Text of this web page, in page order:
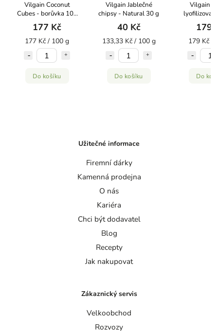
Vilgain Coconut
Cubes - borůvka 100
g
177 Kč
177 Kč / 100 g
Do košíku
Vilgain Jablečné
chipsy - Natural 30 g
40 Kč
133,33 Kč / 100 g
Do košíku
Vilgain
179
179 Kč /
Do
Užitečné informace
Firemní dárky
Kamenná prodejna
O nás
Kariéra
Chci být dodavatel
Blog
Recepty
Jak nakupovat
Zákaznický servis
Velkoobchod
Rozvozy